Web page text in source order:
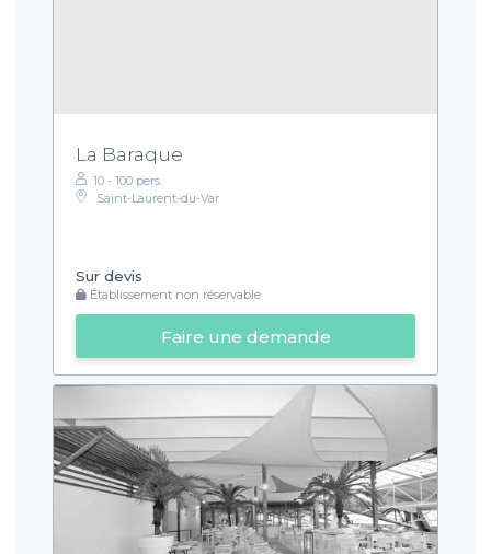
La Baraque
10 - 100 pers.
Saint-Laurent-du-Var
Sur devis
Établissement non réservable
Faire une demande